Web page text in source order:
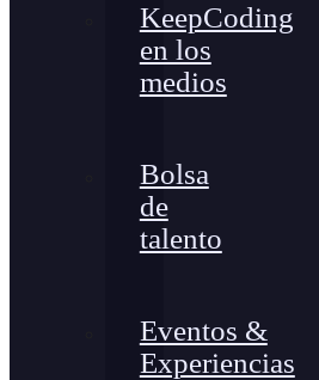
KeepCoding
en los
medios
Bolsa
de
talento
Eventos &
Experiencias